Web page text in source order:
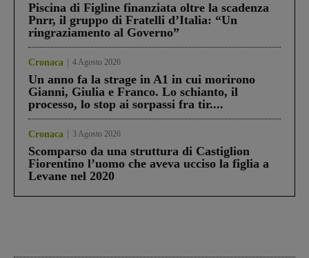
Piscina di Figline finanziata oltre la scadenza
Pnrr, il gruppo di Fratelli d’Italia: “Un
ringraziamento al Governo”
Cronaca 4 Agosto 2026
Un anno fa la strage in A1 in cui morirono
Gianni, Giulia e Franco. Lo schianto, il
processo, lo stop ai sorpassi fra tir....
Cronaca 3 Agosto 2026
Scomparso da una struttura di Castiglion
Fiorentino l’uomo che aveva ucciso la figlia a
Levane nel 2020